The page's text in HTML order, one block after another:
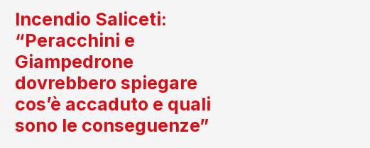
Incendio Saliceti:
“Peracchini e
Giampedrone
dovrebbero spiegare
cos’è accaduto e quali
sono le conseguenze”